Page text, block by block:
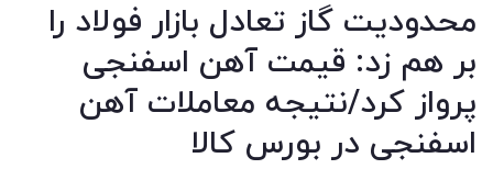
محدودیت گاز تعادل بازار فولاد را
بر هم زد: قیمت آهن اسفنجی
پرواز کرد/نتیجه معاملات آهن
اسفنجی در بورس کالا